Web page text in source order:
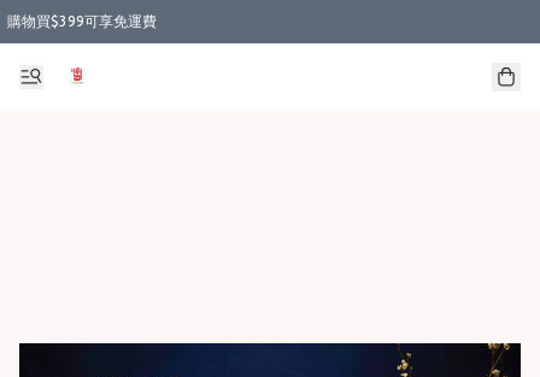
購物買$399可享免運費